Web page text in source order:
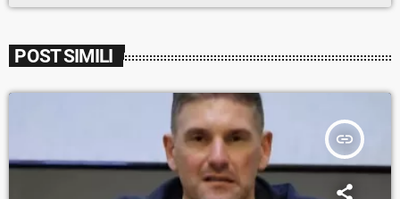
POST SIMILI
insert_link